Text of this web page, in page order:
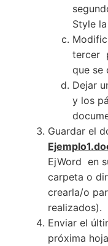
Style
tercer
que se
Dejar
y los
Guardar el
EjWord en
carpeta o
crearla/o
realizados).
Enviar el
próxima